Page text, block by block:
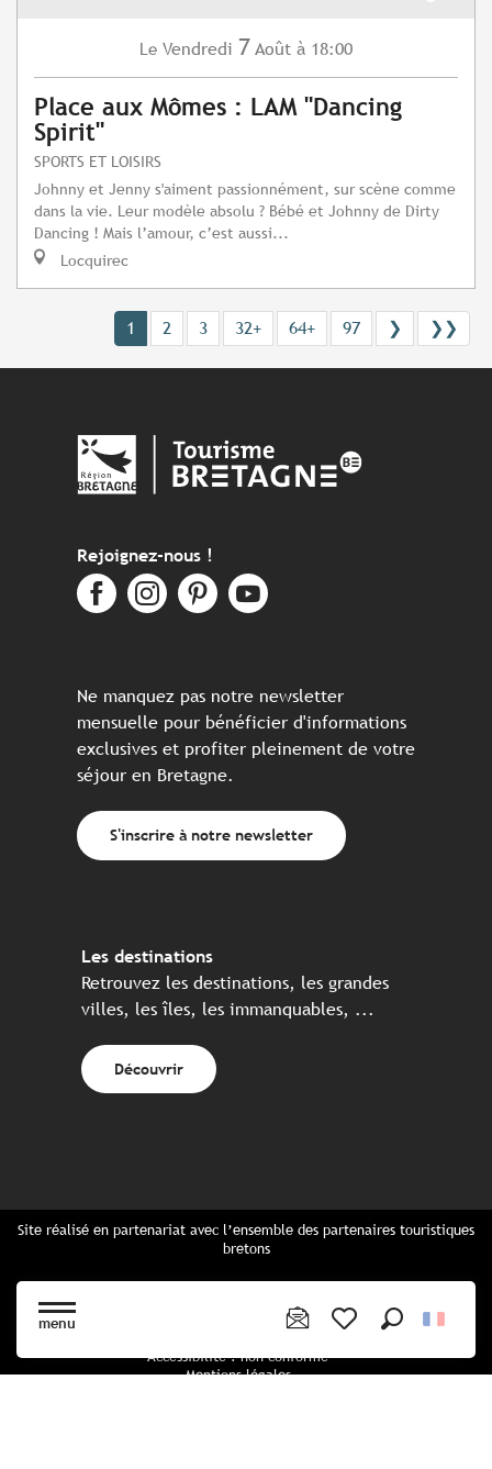
menu
Le Vendredi 7 Août à 18:00
Place aux Mômes : LAM "Dancing
Spirit"
SPORTS ET LOISIRS
Johnny et Jenny s'aiment passionnément, sur scène comme
dans la vie. Leur modèle absolu ? Bébé et Johnny de Dirty
Dancing ! Mais l’amour, c’est aussi...
Locquirec
1 2 3 32+ 64+ 97 ❯ ❯❯
Rejoignez-nous !
Ne manquez pas notre newsletter
mensuelle pour bénéficier d'informations
exclusives et profiter pleinement de votre
séjour en Bretagne.
S'inscrire à notre newsletter
Les destinations
Retrouvez les destinations, les grandes
villes, les îles, les immanquables, ...
Découvrir
Site réalisé en partenariat avec l’ensemble des partenaires touristiques
bretons
Cartes Bretagne & brochures
Accessibilité : non conforme
Mentions légales